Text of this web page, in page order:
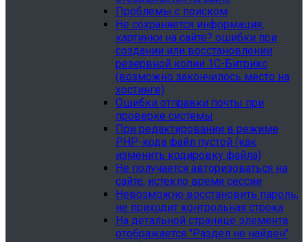
Проблемы с поиском
Не сохраняется информация,
картинки на сайте? ошибки при
создании или восстановлении
резервной копии 1С-Битрикс
(возможно закончилось место на
хостинге)
Ошибки отправки почты при
проверке системы
При редактировании в режиме
PHP-кода файл пустой (как
изменить кодировку файла)
Не получается авторизоваться на
сайте, истекло время сессии
Невозможно восстановить пароль,
не приходит контрольная строка
На детальной странице элемента
отображается "Раздел не найден"